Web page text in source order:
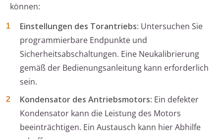
können:
Einstellungen des Torantriebs: Untersuchen Sie
programmierbare Endpunkte und
Sicherheitsabschaltungen. Eine Neukalibrierung
gemäß der Bedienungsanleitung kann erforderlich
sein.
Kondensator des Antriebsmotors: Ein defekter
Kondensator kann die Leistung des Motors
beeinträchtigen. Ein Austausch kann hier Abhilfe